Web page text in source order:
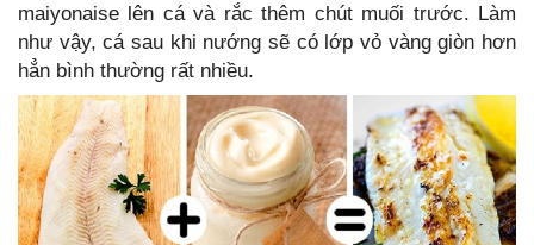
maiyonaise lên cá và rắc thêm chút muối trước. Làm
như vậy, cá sau khi nướng sẽ có lớp vỏ vàng giòn hơn
hẳn bình thường rất nhiều.